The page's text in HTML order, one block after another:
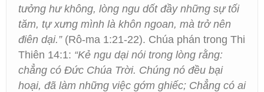
tưởng hư không, lòng ngu dốt đầy những sự tối
tăm, tự xưng mình là khôn ngoan, mà trở nên
điên dại.” (Rô-ma 1:21-22). Chúa phán trong Thi
Thiên 14:1: “Kẻ ngu dại nói trong lòng rằng:
chẳng có Đức Chúa Trời. Chúng nó đều bại
hoại, đã làm những việc gớm ghiếc; Chẳng có ai